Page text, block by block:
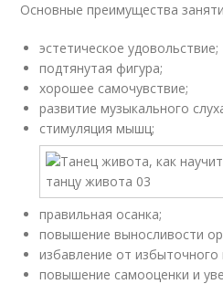
Основные преимущества
эстетическое удовольствие;
подтянутая фигура;
хорошее самочувствие;
развитие музыкального
стимуляция мышц;
правильная осанка;
повышение выносливости
избавление от избыточного
повышение самооценки и